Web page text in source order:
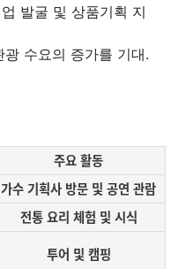
발굴 및 상품기획 지
광 수요의 증가를 기대.
주요 활동
가수 기획사 방문 및 공연 관람
전통 요리 체험 및 시식
투어 및 캠핑